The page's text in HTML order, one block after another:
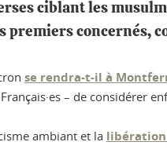
ciblant les
premiers concernés,
se rendra-t-il à
Français·es – de considérer
ambiant et la libération